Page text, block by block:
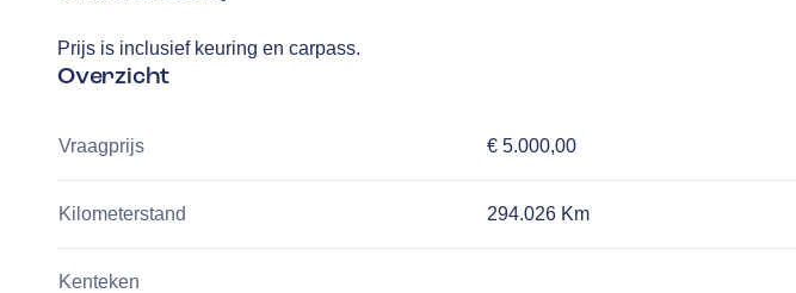
Prijs is inclusief keuring en carpass.
Overzicht
Vraagprijs € 5.000,00
Kilometerstand 294.026 Km
Kenteken